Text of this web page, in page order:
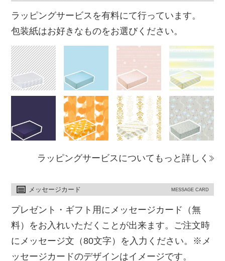
ラッピングサービスを有料にて行っています。
包装紙はお好きなものをお選びください。
ラッピングサービスについてもっと詳しく
メッセージカード MESSAGE CARD
プレゼント・ギフト用にメッセージカード（無
料）をお入れいただくことが出来ます。ご注文時
にメッセージ文（80文字）を入力ください。※メ
ッセージカードのデザインはイメージです。